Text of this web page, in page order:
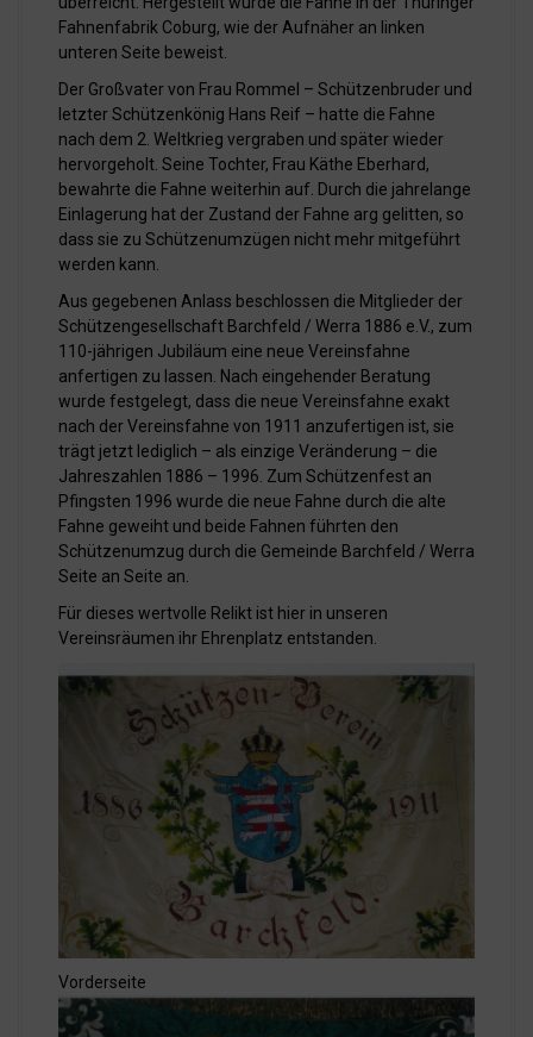
Fahnenfabrik Coburg, wie der Aufnäher an linken
unteren Seite beweist.
Der Großvater von Frau Rommel – Schützenbruder und
letzter Schützenkönig Hans Reif – hatte die Fahne
nach dem 2. Weltkrieg vergraben und später wieder
hervorgeholt. Seine Tochter, Frau Käthe Eberhard,
bewahrte die Fahne weiterhin auf. Durch die jahrelange
Einlagerung hat der Zustand der Fahne arg gelitten, so
dass sie zu Schützenumzügen nicht mehr mitgeführt
werden kann.
Aus gegebenen Anlass beschlossen die Mitglieder der
Schützengesellschaft Barchfeld / Werra 1886 e.V., zum
110-jährigen Jubiläum eine neue Vereinsfahne
anfertigen zu lassen. Nach eingehender Beratung
wurde festgelegt, dass die neue Vereinsfahne exakt
nach der Vereinsfahne von 1911 anzufertigen ist, sie
trägt jetzt lediglich – als einzige Veränderung – die
Jahreszahlen 1886 – 1996. Zum Schützenfest an
Pfingsten 1996 wurde die neue Fahne durch die alte
Fahne geweiht und beide Fahnen führten den
Schützenumzug durch die Gemeinde Barchfeld / Werra
Seite an Seite an.
Für dieses wertvolle Relikt ist hier in unseren
Vereinsräumen ihr Ehrenplatz entstanden.
Vorderseite